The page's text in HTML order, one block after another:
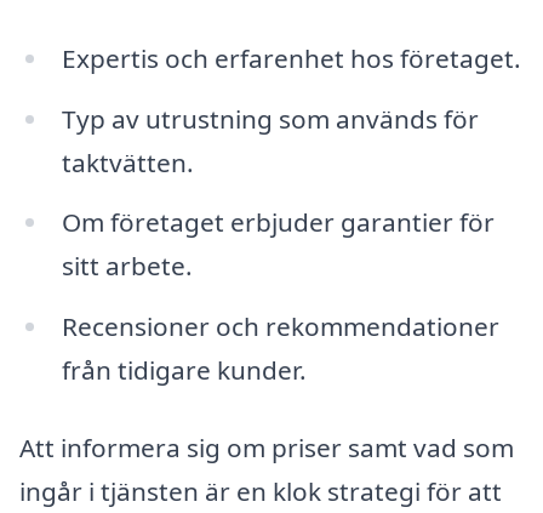
Expertis och erfarenhet hos företaget.
Typ av utrustning som används för
taktvätten.
Om företaget erbjuder garantier för
sitt arbete.
Recensioner och rekommendationer
från tidigare kunder.
Att informera sig om priser samt vad som
ingår i tjänsten är en klok strategi för att